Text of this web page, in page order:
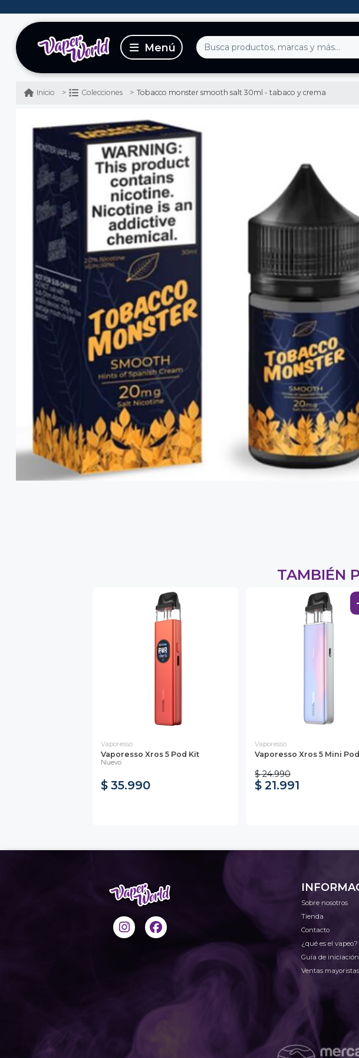
Inicio Colecciones Tobacco monster smooth salt 30ml - tabaco y crema
TAMBIÉN
Vaporesso
Vaporesso Xros 5 Pod Kit
Nuevo
$ 35.990
Vaporesso
Vaporesso Xros 5 Mini
$ 24.990
$ 21.991
Sobre nosotros
Tienda
Contacto
¿qué es el vapeo?
Guía de iniciación
Ventas mayoristas